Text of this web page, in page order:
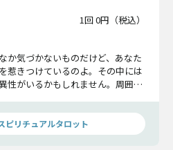
1回 0円（税込）
か気づかないものだけど、あなた
惹きつけているのよ。その中には
性がいるかもしれません。周囲の
ピリチュアルタロット